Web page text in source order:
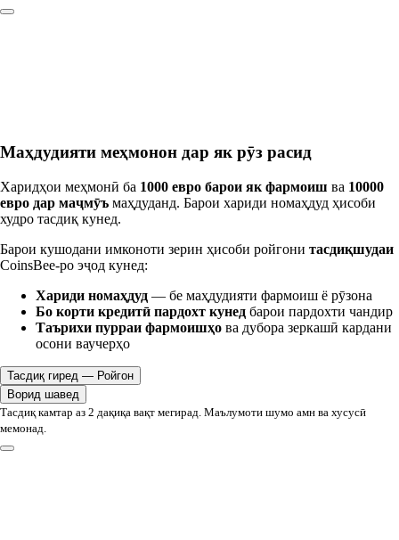
Маҳдудияти меҳмонон дар як рӯз расид
Харидҳои меҳмонӣ ба 1000 евро барои як фармоиш ва 10000
евро дар маҷмӯъ маҳдуданд. Барои хариди номаҳдуд ҳисоби
худро тасдиқ кунед.
Барои кушодани имконоти зерин ҳисоби ройгони тасдиқшудаи
CoinsBee-ро эҷод кунед:
Хариди номаҳдуд — бе маҳдудияти фармоиш ё рӯзона
Бо корти кредитӣ пардохт кунед барои пардохти чандир
Таърихи пурраи фармоишҳо ва дубора зеркашӣ кардани
осони ваучерҳо
Тасдиқ гиред — Ройгон
Ворид шавед
Тасдиқ камтар аз 2 дақиқа вақт мегирад. Маълумоти шумо амн ва хусусӣ
мемонад.